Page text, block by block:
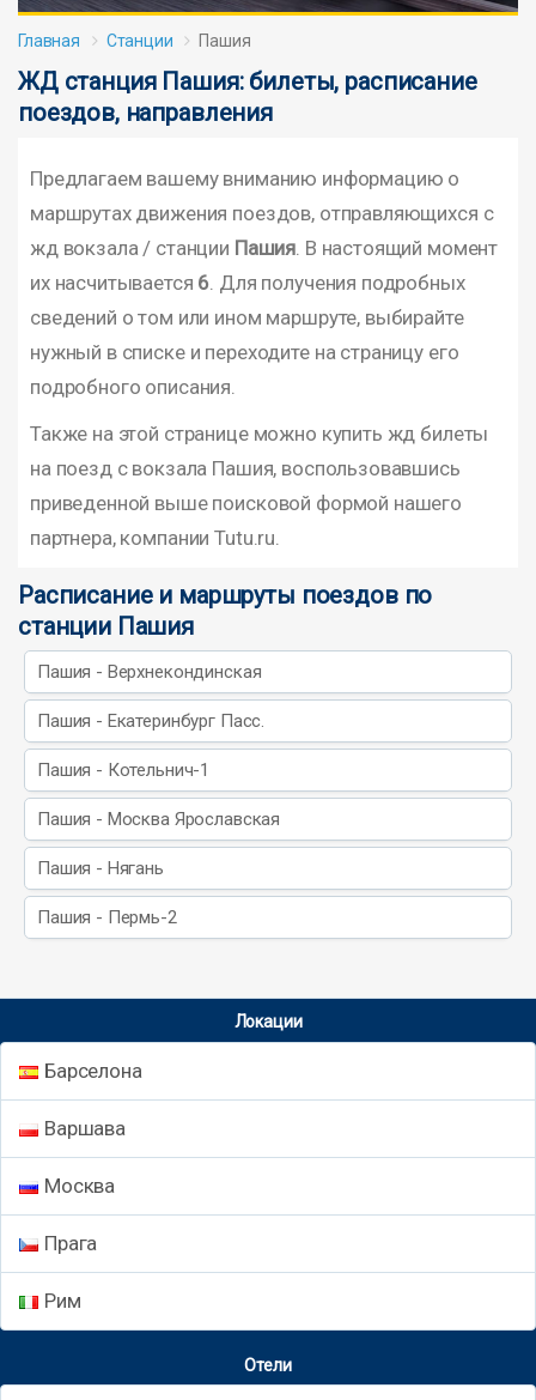
Главная Станции Пашия
ЖД станция Пашия: билеты, расписание
поездов, направления
Предлагаем вашему вниманию информацию о
маршрутах движения поездов, отправляющихся с
жд вокзала / станции Пашия . В настоящий момент
их насчитывается 6 . Для получения подробных
сведений о том или ином маршруте, выбирайте
нужный в списке и переходите на страницу его
подробного описания.
Также на этой странице можно купить жд билеты
на поезд с вокзала Пашия, воспользовавшись
приведенной выше поисковой формой нашего
партнера, компании Tutu.ru.
Расписание и маршруты поездов по
станции Пашия
Пашия - Верхнекондинская
Пашия - Екатеринбург Пасс.
Пашия - Котельнич-1
Пашия - Москва Ярославская
Пашия - Нягань
Пашия - Пермь-2
Локации
Барселона
Варшава
Москва
Прага
Рим
Отели